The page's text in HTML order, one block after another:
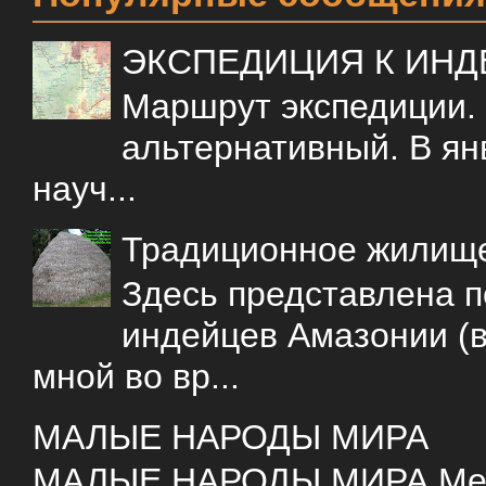
ЭКСПЕДИЦИЯ К
Маршрут
альтернативный. В
науч...
Традиционное
Здесь представлена
индейцев Амазонии
мной во вр...
МАЛЫЕ НАРОДЫ МИРА